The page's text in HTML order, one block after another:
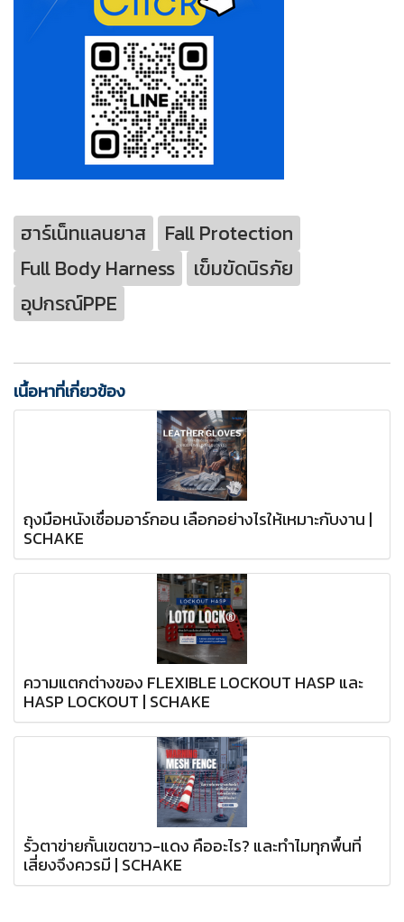
ฮาร์เน็ทแลนยาส
Fall Protection
Full Body Harness
เข็มขัดนิรภัย
อุปกรณ์PPE
เนื้อหาที่เกี่ยวข้อง
ถุงมือหนังเชื่อมอาร์กอน เลือกอย่างไรให้เหมาะกับงาน |
SCHAKE
ความแตกต่างของ FLEXIBLE LOCKOUT HASP และ
HASP LOCKOUT | SCHAKE
รั้วตาข่ายกั้นเขตขาว-แดง คืออะไร? และทำไมทุกพื้นที่
เสี่ยงจึงควรมี | SCHAKE